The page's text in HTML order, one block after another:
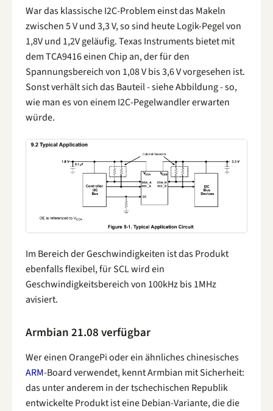
War das klassische I2C-Problem einst das Makeln
zwischen 5 V und 3,3 V, so sind heute Logik-Pegel von
1,8V und 1,2V geläufig. Texas Instruments bietet mit
dem TCA9416 einen Chip an, der für den
Spannungsbereich von 1,08 V bis 3,6 V vorgesehen ist.
Sonst verhält sich das Bauteil - siehe Abbildung - so,
wie man es von einem I2C-Pegelwandler erwarten
würde.
Im Bereich der Geschwindigkeiten ist das Produkt
ebenfalls flexibel, für SCL wird ein
Geschwindigkeitsbereich von 100kHz bis 1MHz
avisiert.
Armbian 21.08 verfügbar
Wer einen OrangePi oder ein ähnliches chinesisches
ARM-Board verwendet, kennt Armbian mit Sicherheit:
das unter anderem in der tschechischen Republik
entwickelte Produkt ist eine Debian-Variante, die die